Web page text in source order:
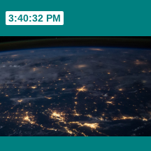
3:40:34 PM